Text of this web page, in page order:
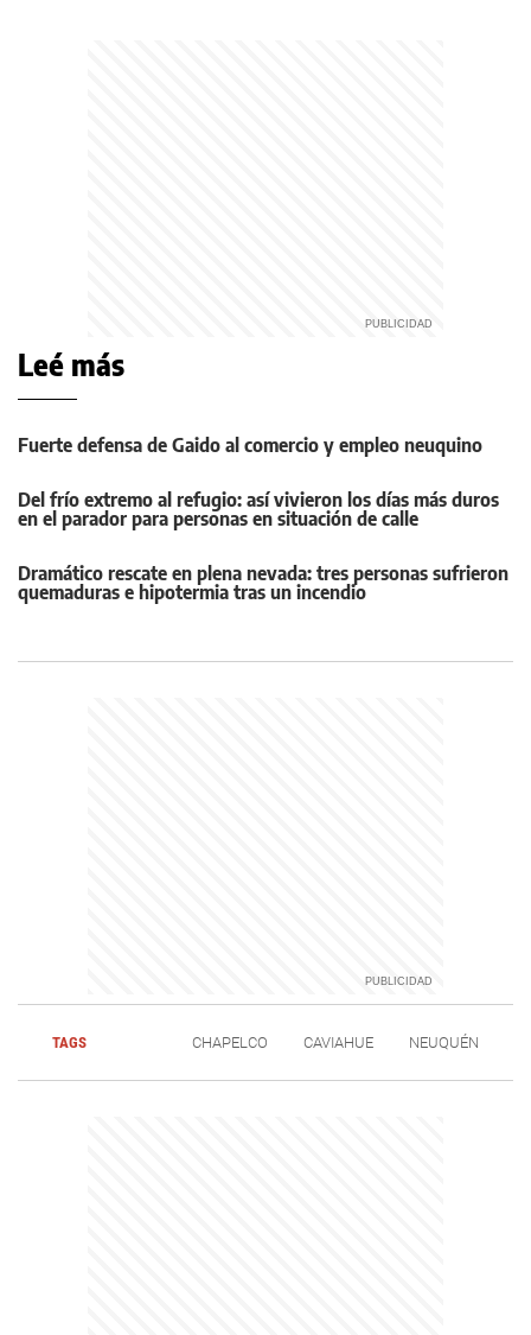
Leé más
Fuerte defensa de Gaido al comercio y empleo neuquino
Del frío extremo al refugio: así vivieron los días más duros
en el parador para personas en situación de calle
Dramático rescate en plena nevada: tres personas sufrieron
quemaduras e hipotermia tras un incendio
TAGS CHAPELCO CAVIAHUE NEUQUÉN